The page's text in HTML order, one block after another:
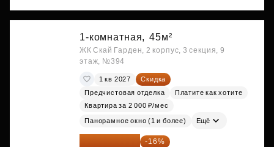
1-комнатная, 45м²
ЖК Скай Гарден, 2 корпус, 3 секция, 9
этаж, №394
1 кв 2027
Скидка
Предчистовая отделка
Платите как хотите
Квартира за 2 000 ₽/мес
Панорамное окно (1 и более) Ещё
20 619 900 ₽ -16%